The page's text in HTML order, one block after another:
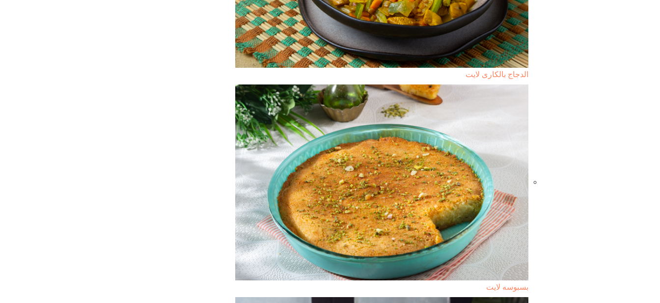
الدجاج بالكارى لايت
بسبوسه لايت